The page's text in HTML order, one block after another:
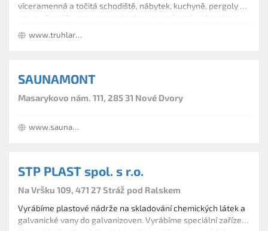
víceramenná a točitá schodiště, nábytek, kuchyně, pergoly a
sauny. Zaměřujeme se na obložení stropů i stěn, klasická a
soustružená zábradlí a předsíňové stěny.
www.truhlarstvi-stehlik.vyrobce.cz
SAUNAMONT
Masarykovo nám. 111, 285 31 Nové Dvory
www.saunamont.cz
STP PLAST spol. s r.o.
Na Vršku 109, 471 27 Stráž pod Ralskem
Vyrábíme plastové nádrže na skladování chemických látek a
galvanické vany do galvanizoven. Vyrábíme speciální zařízení